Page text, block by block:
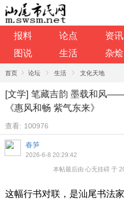
报料 论点 资讯
图说
生活 杂烩
首页 › 论坛 › 生活 › 文化天地
[文学] 笔藏吉韵 墨载和风
《惠风和畅 紫气东来》
查看: 100976
春笋
2026-6-8 20:29:42
本帖最后由 心无挂碍 于
这幅行书对联，是汕尾书法